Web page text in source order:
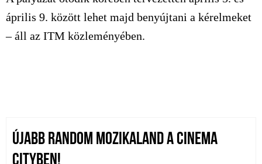
április 9. között lehet majd benyújtani a kérelmeket
– áll az ITM közleményében.
ÚJABB RANDOM MOZIKALAND A CINEMA